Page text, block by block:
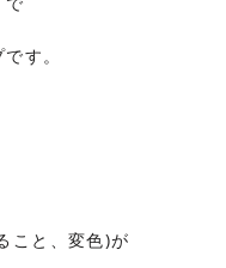
す。
こと、変色)が